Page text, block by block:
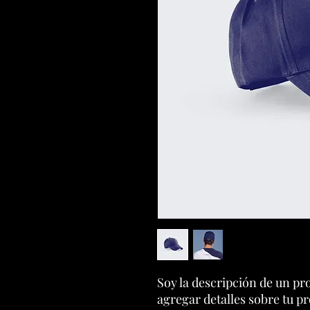
Soy la descripción de un
agregar detalles sobre tu